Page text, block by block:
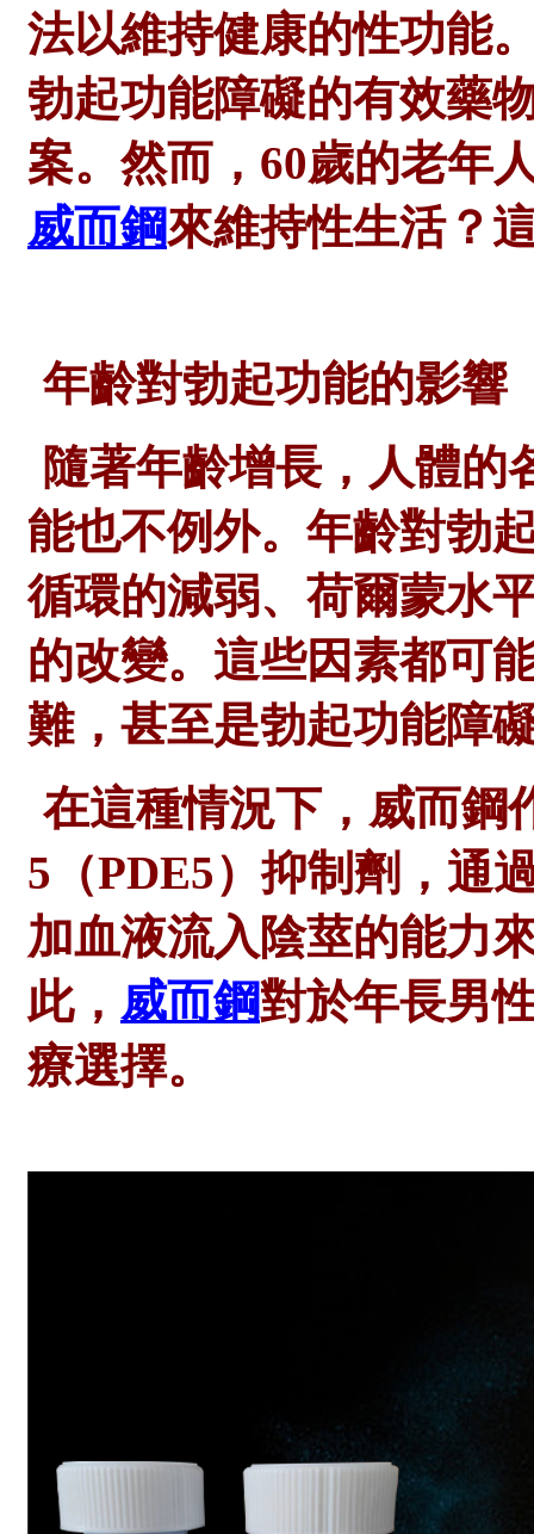
法以維持健康的性功能
勃起功能障礙的有效藥
案。然而，60歲的老年
威而鋼來維持性生活？
年齡對勃起功能的影響
隨著年齡增長，人體的
能也不例外。年齡對勃
循環的減弱、荷爾蒙水
的改變。這些因素都可
難，甚至是勃起功能障
在這種情況下，威而鋼
5（PDE5）抑制劑，通
加血液流入陰莖的能力
此， 威而鋼對於年長男
療選擇。